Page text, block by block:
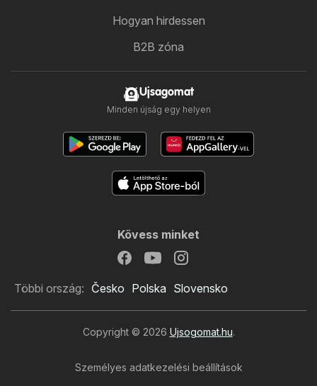
Hogyan hirdessen
B2B zóna
Ujsagomat
Minden újság egy helyen
Kövess minket
Többi ország: Česko Polska Slovensko
Copyright © 2026 Ujsogomat.hu.
Személyes adatkezelési beállítások